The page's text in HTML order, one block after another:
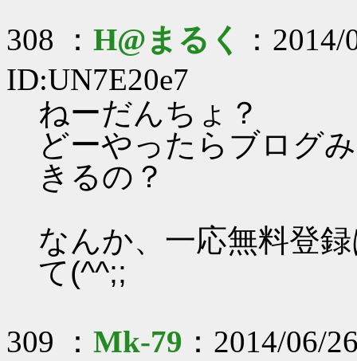
308 ： H@まるく
：
ID:UN7E20e7
ねーだんちょ？
どーやったらブログ
きるの？
なんか、一応無料登
て(^^;;
309 ： Mk-79 ：2014/06/